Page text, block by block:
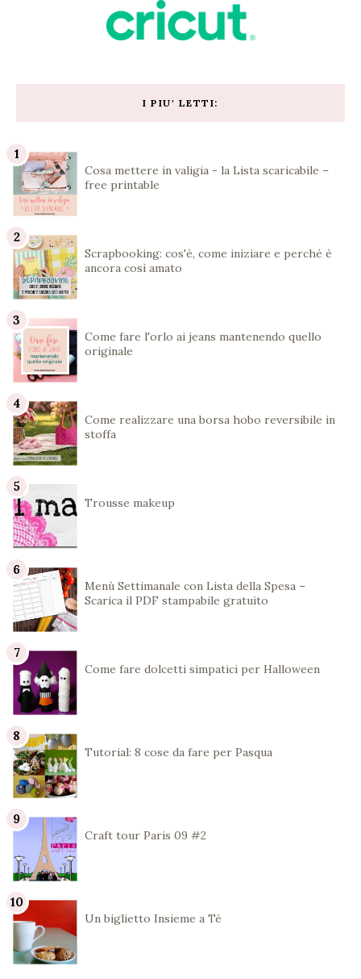
I PIU' LETTI:
Cosa mettere in valigia - la Lista scaricabile –
free printable
Scrapbooking: cos'è, come iniziare e perché è
ancora così amato
Come fare l'orlo ai jeans mantenendo quello
originale
Come realizzare una borsa hobo reversibile in
stoffa
Trousse makeup
Menù Settimanale con Lista della Spesa –
Scarica il PDF stampabile gratuito
Come fare dolcetti simpatici per Halloween
Tutorial: 8 cose da fare per Pasqua
Craft tour Paris 09 #2
Un biglietto Insieme a Té